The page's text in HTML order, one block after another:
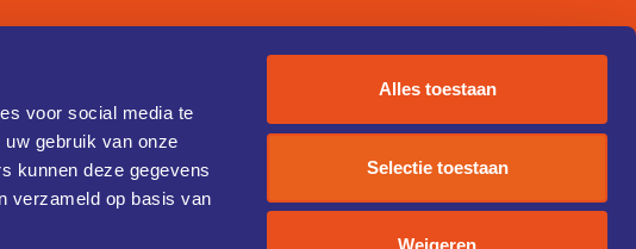
voor social media te
gebruik van onze
kunnen deze gegevens
verzameld op basis van
Alles toestaan
Selectie toestaan
Weigeren